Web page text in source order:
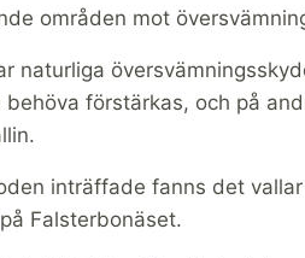
områden mot
naturliga
förstärkas, och på
inträffade fanns det
Falsterbonäset.